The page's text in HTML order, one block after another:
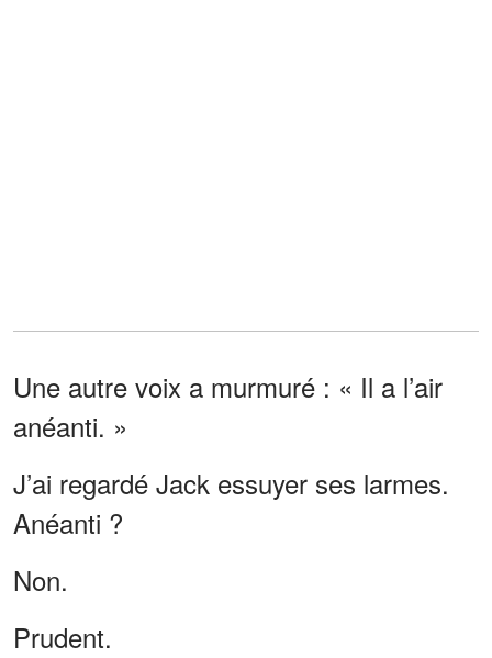
Une autre voix a murmuré : « Il a l’air
anéanti. »
J’ai regardé Jack essuyer ses larmes.
Anéanti ?
Non.
Prudent.